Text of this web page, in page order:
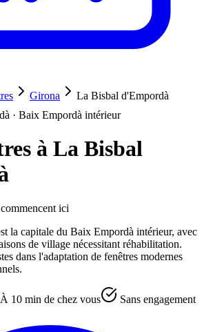
Girona
La Bisbal d'Empordà
· Baix Empordà intérieur
à La Bisbal
ici
la capitale du Baix Empordà intérieur, avec
de village nécessitant réhabilitation.
dans l'adaptation de fenêtres modernes
À 10 min de chez vous
Sans engagement